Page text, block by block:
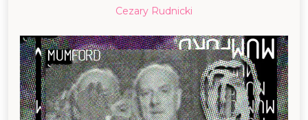
Posted
09/05/201504/05/2023
Cezary Rudnicki